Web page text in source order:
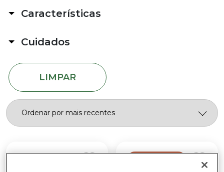
Sol indireto (>4h de luz)
Sombra parcial ou total
Luz natural fraca
Muita luz natural (não sol direto)
Características
Catos e Suculentas
Plantas de suspensão
Purificadoras de ar
Cuidados
Moderado
LIMPAR